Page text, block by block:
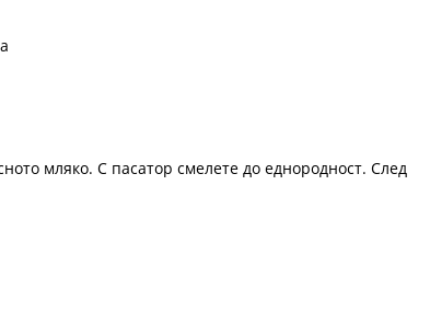
мляко. С пасатор смелете до еднородност. След